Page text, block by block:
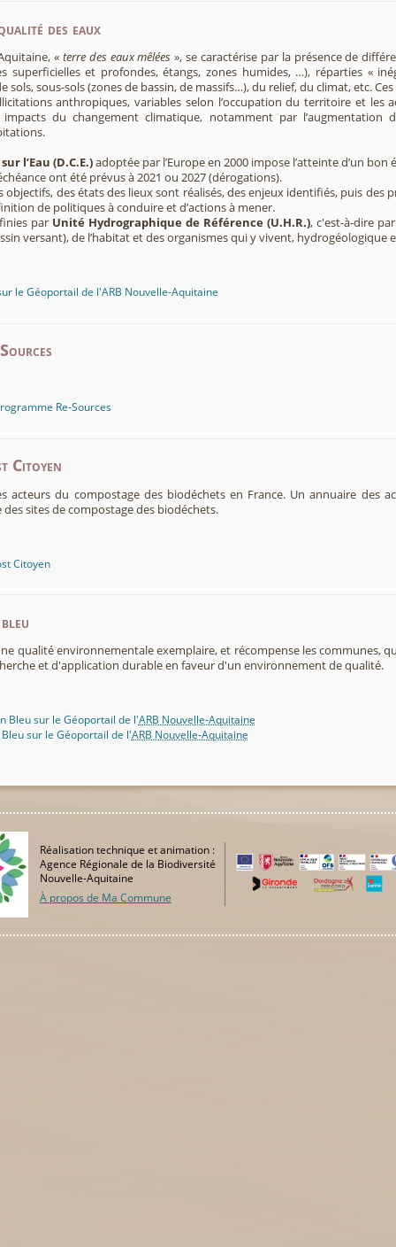
des eaux
« terre des eaux mêlées », se caractérise par la présence de
superficielles et profondes, étangs, zones humides, …), réparties «
sols, sous-sols (zones de bassin, de massifs…), du relief, du climat, etc.
anthropiques, variables selon l’occupation du territoire et les
impacts du changement climatique, notamment par l’augmentation
l’Eau (D.C.E.)adoptée par l’Europe en 2000 impose l’atteinte d’un
ont été prévus à 2021 ou 2027 (dérogations).
objectifs, des états des lieux sont réalisés, des enjeux identifiés, puis des
de politiques à conduire et d’actions à mener.
par Unité Hydrographique de Référence (U.H.R.), c'est-à-dire
versant), de l’habitat et des organismes qui y vivent, hydrogéologique
le Géoportail de l'ARB Nouvelle-Aquitaine
Re-Sources
Citoyen
acteurs du compostage des biodéchets en France. Un annuaire des
sites de compostage des biodéchets.
Citoyen
qualité environnementale exemplaire, et récompense les communes,
et d'application durable en faveur d'un environnement de qualité.
Bleu sur le Géoportail de l'ARB Nouvelle-Aquitaine
sur le Géoportail de l'ARB Nouvelle-Aquitaine
Réalisation technique et animation :
Agence Régionale de la Biodiversité
Nouvelle-Aquitaine
À propos de Ma Commune